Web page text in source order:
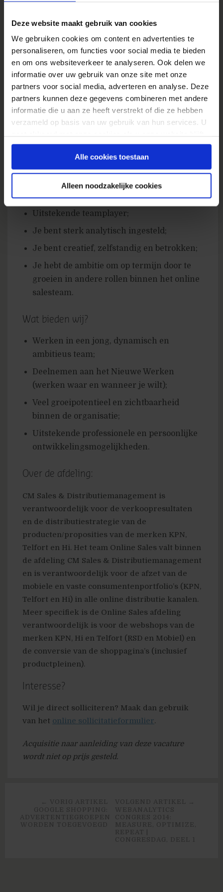
Deze website maakt gebruik van cookies
We gebruiken cookies om content en advertenties te
personaliseren, om functies voor social media te bieden
en om ons websiteverkeer te analyseren. Ook delen we
informatie over uw gebruik van onze site met onze
partners voor social media, adverteren en analyse. Deze
partners kunnen deze gegevens combineren met andere
informatie die u aan ze heeft verstrekt of die ze hebben
verzameld op basis van uw gebruik van hun services. U
gebruiken.
Alle cookies toestaan
Alleen noodzakelijke cookies
Je voert A/B tests uit samen met de e-
commerce specialist om je resultaten
positief te beïnvloeden.
Jouw profiel:
Gedreven en ambitieuze collega die er voor
Hands-on-mentaliteit;
Uitstekende teamplayer;
Je bent sterk analytisch ingesteld;
Je bent creatief, zelfstandig en betrokken;
Je hebt de ambitie om op termijn door te
groeien in andere rollen binnen het online
salesteam.
Wat bieden wij?
Werken in een jong, dynamisch en
ambitieus team;
Deelnemen aan het Nieuwe Werken
(werken waar en wanneer je wilt);
Veel groeipotentieel en zichtbaarheid
binnen de organisatie;
Uitstekende professionele en persoonlijke
ontwikkelingsmogelijkheden.
Over de afdeling:
CM Sales & Distributiemanagement is
verantwoordelijk voor de verkoopresultaten
en de distributiestrategie van de
producten/proposities van de merken KPN,
Telfort en Hi. Het team Online Sales valt binnen
de afdeling CM Sales & Distributiemanagement
en is verantwoordelijk voor de afzet van de
mobiele en vaste consumentenportfolio’s (KPN,
Telfort en Hi) in alle online distributie kanalen.
Meer specifiek is de Online Sales afdeling
verantwoordelijk is voor de webshops van de
merken KPN, Hi en Telfort (RSD en Mobiel) en
de conversie van de shoppagina’s (inclusief
productpleinen).
Interesse?
Wil je direct solliciteren? Maak dan gebruik
van het online sollicitatieformulier.
Acquisitie naar aanleiding van deze vacature
wordt niet op prijs gesteld.
VOLGEND ARTIKEL →
WEBANALYTICS
CONGRES 2014:
MEASURE, OPTIMIZE,
REPEAT |
CONGRESDAG, DEEL 1
← VORIG ARTIKEL
GOOGLE SHOPPING:
ADVERTENTIEGROEPEN
WORDEN TOEGEVOEGD